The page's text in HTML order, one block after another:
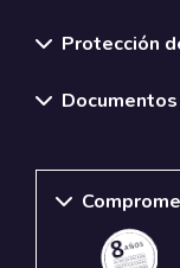
Protección